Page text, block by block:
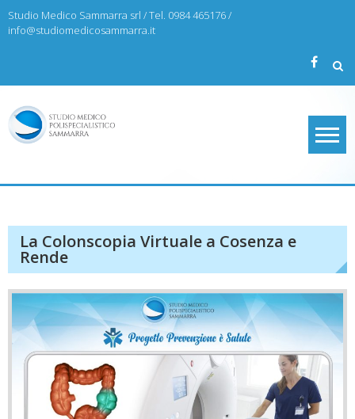
Skip
to
Studio Medico Sammarra srl / Tel. 0984 465176 /
info@studiomedicosammarra.it
La Colonscopia Virtuale a Cosenza e
Rende